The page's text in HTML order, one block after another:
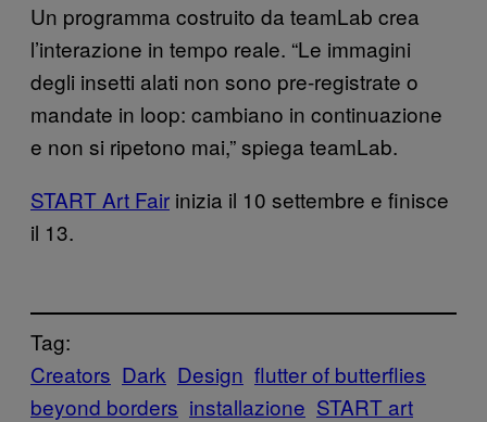
Un programma costruito da teamLab crea
l’interazione in tempo reale. “Le immagini
degli insetti alati non sono pre-registrate o
mandate in loop: cambiano in continuazione
e non si ripetono mai,” spiega teamLab.
START Art Fair inizia il 10 settembre e finisce
il 13.
Tag:
Creators Dark Design flutter of butterflies
beyond borders installazione START art